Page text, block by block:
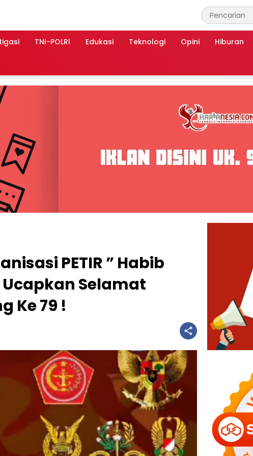
TNI-POLRI Edukasi Teknologi Opini Hiburan
PETIR ” Habib
Selamat
Ke 79 !